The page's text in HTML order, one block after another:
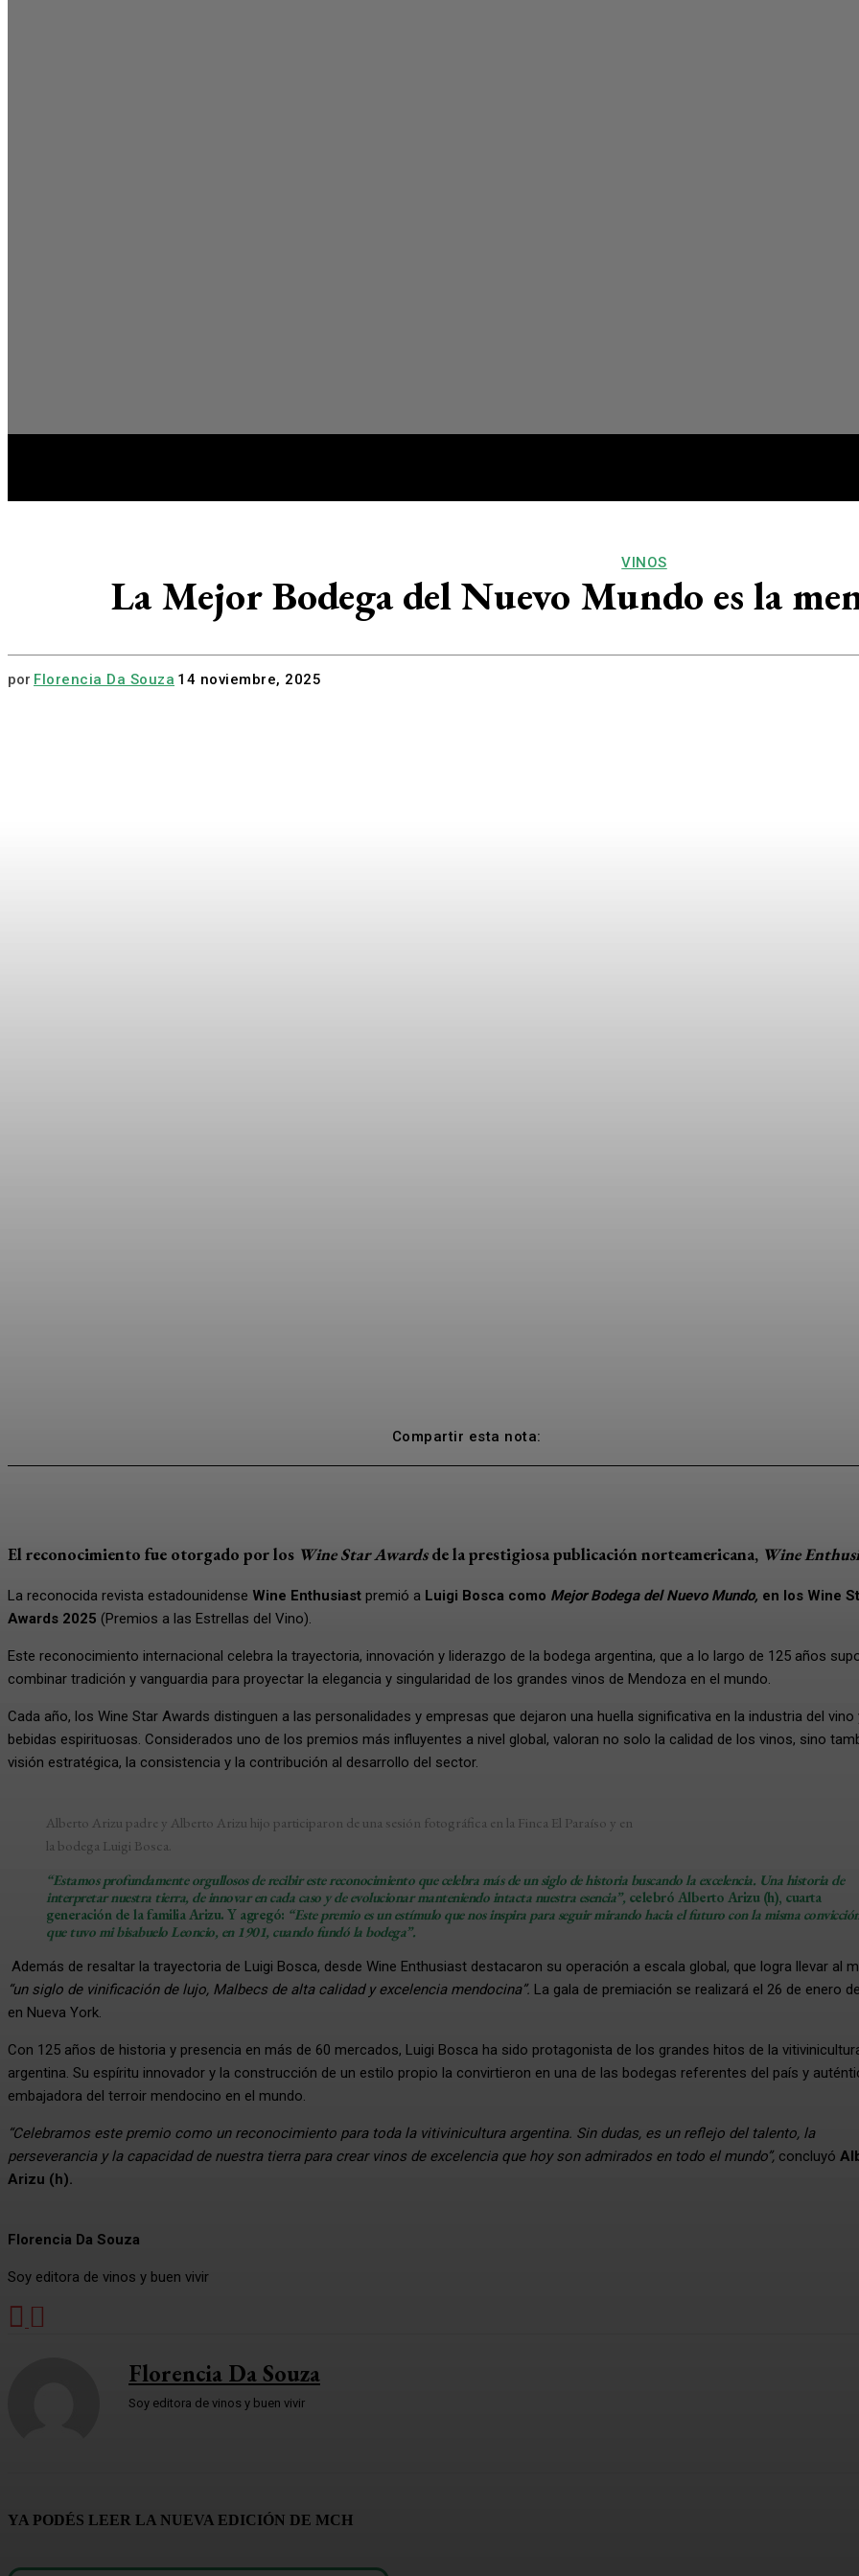
El reconocimiento fue otorgado por los Wine Star Awardsde la prestigiosa publicación norteamericana, Wine
La reconocida revista estadounidense Wine Enthusiast premió a Luigi Bosca como Mejor Bodega del Nuevo Mundo, en los Wine
Awards 2025 (Premios a las Estrellas del Vino).
Este reconocimiento internacional celebra la trayectoria, innovación y liderazgo de la bodega argentina, que a lo largo de 125 años
combinar tradición y vanguardia para proyectar la elegancia y singularidad de los grandes vinos de Mendoza en el mundo.
Cada año, los Wine Star Awards distinguen a las personalidades y empresas que dejaron una huella significativa en la industria del vino
bebidas espirituosas. Considerados uno de los premios más influyentes a nivel global, valoran no solo la calidad de los vinos, sino
visión estratégica, la consistencia y la contribución al desarrollo del sector.
Alberto Arizu padre y Alberto Arizu hijo participaron de una sesión fotográfica en la Finca El Paraíso y en
la bodega Luigi Bosca.
“Estamos profundamente orgullosos de recibir este reconocimiento que celebra más de un siglo de historia buscando la excelencia. Una historia de
interpretar nuestra tierra, de innovar en cada caso y de evolucionar manteniendo intacta nuestra esencia”, celebró Alberto Arizu (h), cuarta
generación de la familia Arizu. Y agregó: “Este premio es un estímulo que nos inspira para seguir mirando hacia el futuro con la misma
que tuvo mi bisabuelo Leoncio, en 1901, cuando fundó la bodega”.
Además de resaltar la trayectoria de Luigi Bosca, desde Wine Enthusiast destacaron su operación a escala global, que logra llevar al
“un siglo de vinificación de lujo, Malbecs de alta calidad y excelencia mendocina”. La gala de premiación se realizará el 26 de enero
en Nueva York.
Con 125 años de historia y presencia en más de 60 mercados, Luigi Bosca ha sido protagonista de los grandes hitos de la
argentina. Su espíritu innovador y la construcción de un estilo propio la convirtieron en una de las bodegas referentes del país y
embajadora del terroir mendocino en el mundo.
“Celebramos este premio como un reconocimiento para toda la vitivinicultura argentina. Sin dudas, es un reflejo del talento, la
perseverancia y la capacidad de nuestra tierra para crear vinos de excelencia que hoy son admirados en todo el mundo”, concluyó
Arizu (h).
Florencia Da Souza
Soy editora de vinos y buen vivir
Florencia Da Souza
Soy editora de vinos y buen vivir
YA PODÉS LEER LA NUEVA EDICIÓN DE MCH
VINOS
La Mejor Bodega del Nuevo Mundo es la
por Florencia Da Souza 14 noviembre, 2025
Compartir esta nota: